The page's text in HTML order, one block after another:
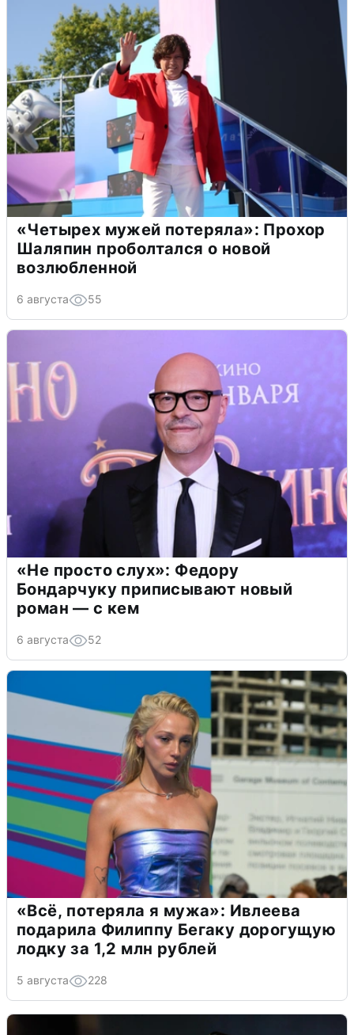
«Четырех мужей потеряла»: Прохор
Шаляпин проболтался о новой
возлюбленной
6 августа 55
«Не просто слух»: Федору
Бондарчуку приписывают новый
роман — с кем
6 августа 52
«Всё, потеряла я мужа»: Ивлеева
подарила Филиппу Бегаку дорогущую
лодку за 1,2 млн рублей
5 августа 228